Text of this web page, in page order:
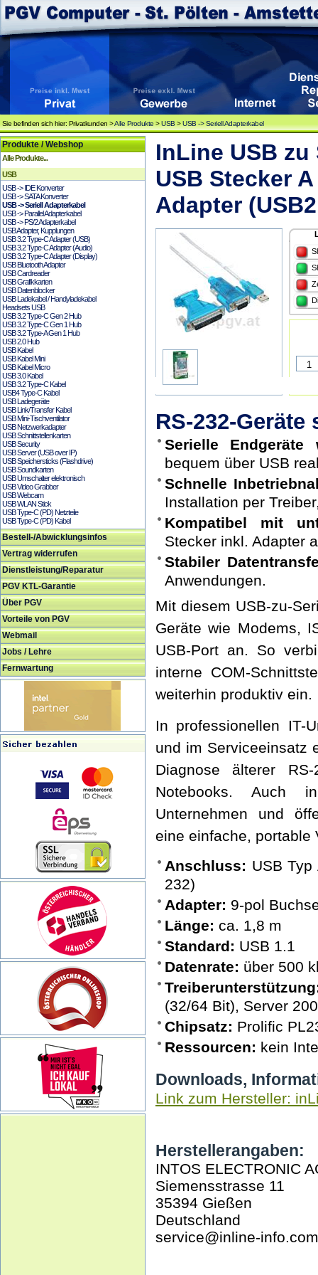
Sie befinden sich hier: Privatkunden >Alle Produkte >USB >USB -> Seriell Adapterkabel
Produkte / Webshop
Alle Produkte...
USB
USB -> IDE Konverter
USB -> SATA Konverter
USB -> Seriell Adapterkabel
USB -> Parallel Adapterkabel
USB -> PS/2 Adapterkabel
USB Adapter, Kupplungen
USB 3.2 Type-C Adapter (USB)
USB 3.2 Type-C Adapter (Audio)
USB 3.2 Type-C Adapter (Display)
USB Bluetooth Adapter
USB Cardreader
USB Grafikkarten
USB Datenblocker
USB Ladekabel / Handyladekabel
Headsets USB
USB 3.2 Type-C Gen 2 Hub
USB 3.2 Type-C Gen 1 Hub
USB 3.2 Type-A Gen 1 Hub
USB 2.0 Hub
USB Kabel
USB Kabel Mini
USB Kabel Micro
USB 3.0 Kabel
USB 3.2 Type-C Kabel
USB4 Type-C Kabel
USB Ladegeräte
USB Link/Transfer Kabel
USB Mini-Tischventilator
USB Netzwerkadapter
USB Schnittstellenkarten
USB Security
USB Server (USB over IP)
USB Speichersticks (Flashdrive)
USB Soundkarten
USB Umschalter elektronisch
USB Video Grabber
USB Webcam
USB WLAN Stick
USB Type-C (PD) Netzteile
USB Type-C (PD) Kabel
Bestell-/Abwicklungsinfos
Vertrag widerrufen
Dienstleistung/Reparatur
PGV KTL-Garantie
Über PGV
Vorteile von PGV
Webmail
Jobs / Lehre
Fernwartung
InLine USB
USB Stecker
Adapter
RS-232-
Serielle Endgeräte
bequem über USB
Schnelle
Installation per
Kompatibel mit
Stecker inkl. Adapter
Stabiler
Anwendungen.
Mit diesem USB-zu-
Geräte wie Modems,
USB-Port an. So
interne COM-
weiterhin produktiv ein.
In professionellen IT-
und im Serviceeinsatz
Diagnose älterer
Notebooks. Auch
Unternehmen und
eine einfache, portable
Anschluss: USB
232)
Adapter: 9-pol
Länge: ca. 1,8 m
Standard: USB 1.1
Datenrate: über 500
(32/64 Bit), Server
Chipsatz: Prolific
Ressourcen: kein
Downloads,
Link zum Hersteller:
Herstellerangaben:
INTOS ELECTRONIC
Siemensstrasse 11
35394 Gießen
Deutschland
service@inline-info.com